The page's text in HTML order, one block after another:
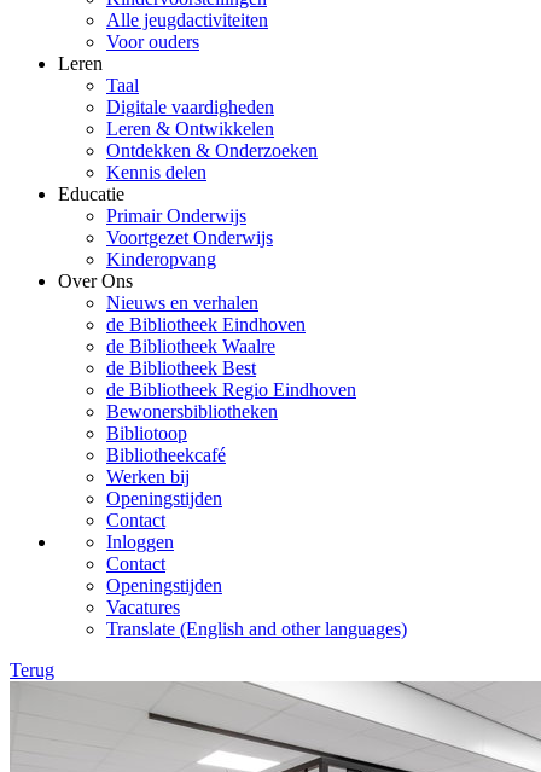
Alle jeugdactiviteiten
Voor ouders
Leren
Taal
Digitale vaardigheden
Leren & Ontwikkelen
Ontdekken & Onderzoeken
Kennis delen
Educatie
Primair Onderwijs
Voortgezet Onderwijs
Kinderopvang
Over Ons
Nieuws en verhalen
de Bibliotheek Eindhoven
de Bibliotheek Waalre
de Bibliotheek Best
de Bibliotheek Regio Eindhoven
Bewonersbibliotheken
Bibliotoop
Bibliotheekcafé
Werken bij
Openingstijden
Contact
Inloggen
Contact
Openingstijden
Vacatures
Translate (English and other languages)
Terug